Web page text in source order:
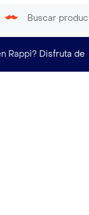
Rappi? Disfruta de